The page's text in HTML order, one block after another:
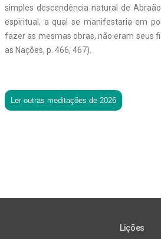
simples descendência natural de
espiritual, a qual se manifestaria em
fazer as mesmas obras, não eram seus
as Nações, p. 466, 467).
Ler outras meditações de 2026
Lições